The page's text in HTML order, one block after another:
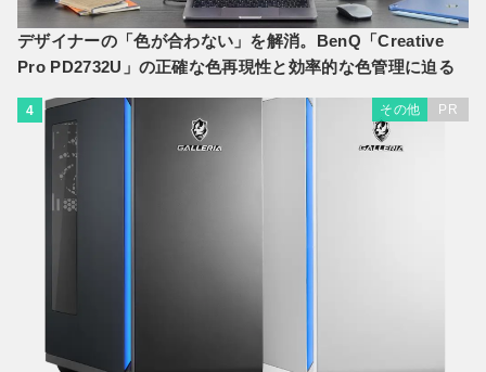
デザイナーの「色が合わない」を解消。BenQ「Creative
Pro PD2732U」の正確な色再現性と効率的な色管理に迫る
4 その他 PR